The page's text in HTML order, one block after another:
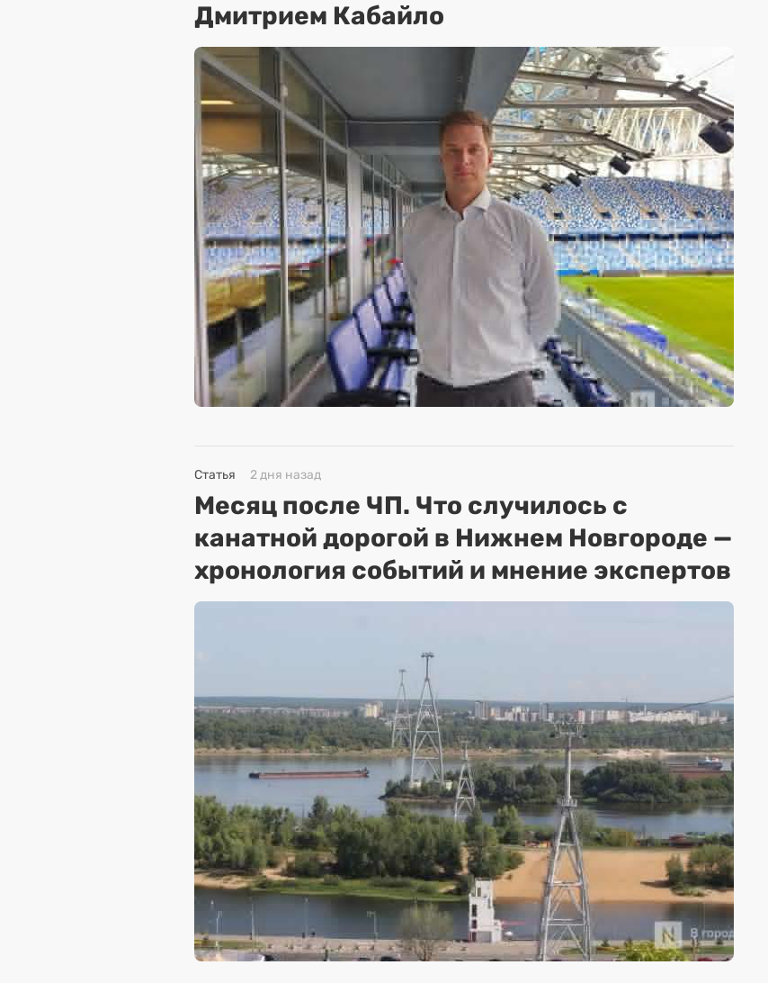
Дмитрием Кабайло
Статья 2 дня назад
Месяц после ЧП. Что случилось с
канатной дорогой в Нижнем Новгороде —
хронология событий и мнение экспертов